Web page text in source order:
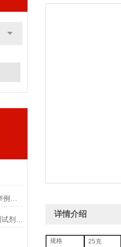
详情介绍
规格 25克